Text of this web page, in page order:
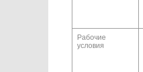
Рабочие
условия